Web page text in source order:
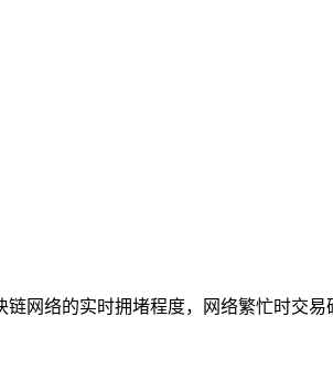
网络的实时拥堵程度，网络繁忙时交